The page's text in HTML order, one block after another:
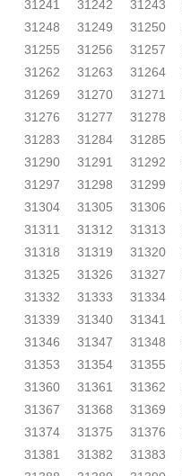
31241
31242 31243
31248
31249 31250
31255
31256 31257
31262
31263 31264
31269
31270 31271
31276
31277 31278
31283
31284 31285
31290
31291 31292
31297
31298 31299
31304
31305 31306
31311
31312 31313
31318
31319 31320
31325
31326 31327
31332
31333 31334
31339
31340 31341
31346
31347 31348
31353
31354 31355
31360
31361 31362
31367
31368 31369
31374
31375 31376
31381
31382 31383